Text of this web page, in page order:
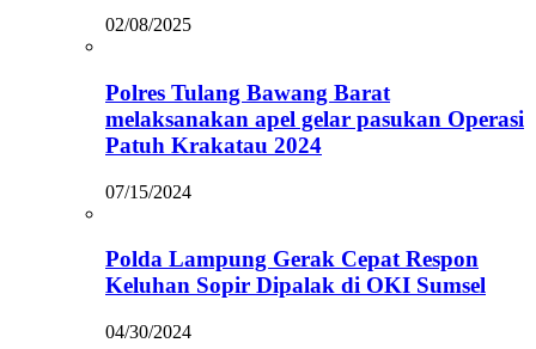
02/08/2025
Polres Tulang Bawang Barat
melaksanakan apel gelar pasukan Operasi
Patuh Krakatau 2024
07/15/2024
Polda Lampung Gerak Cepat Respon
Keluhan Sopir Dipalak di OKI Sumsel
04/30/2024